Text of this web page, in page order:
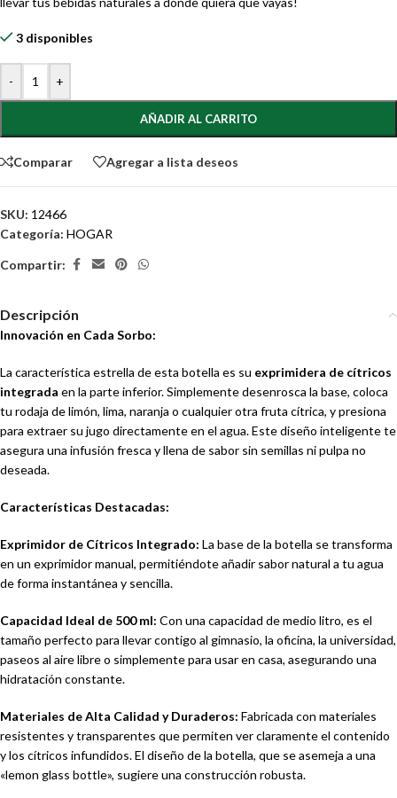
3 disponibles
- +
AÑADIR AL CARRITO
Comparar Agregar a lista deseos
SKU: 12466
Categoría: HOGAR
Compartir:
Descripción
Innovación en Cada Sorbo:
La característica estrella de esta botella es su exprimidera de cítricos
integrada en la parte inferior. Simplemente desenrosca la base, coloca
tu rodaja de limón, lima, naranja o cualquier otra fruta cítrica, y presiona
para extraer su jugo directamente en el agua. Este diseño inteligente te
asegura una infusión fresca y llena de sabor sin semillas ni pulpa no
deseada.
Características Destacadas:
Exprimidor de Cítricos Integrado: La base de la botella se transforma
en un exprimidor manual, permitiéndote añadir sabor natural a tu agua
de forma instantánea y sencilla.
Capacidad Ideal de 500 ml: Con una capacidad de medio litro, es el
tamaño perfecto para llevar contigo al gimnasio, la oficina, la universidad,
paseos al aire libre o simplemente para usar en casa, asegurando una
hidratación constante.
Materiales de Alta Calidad y Duraderos: Fabricada con materiales
resistentes y transparentes que permiten ver claramente el contenido
y los cítricos infundidos. El diseño de la botella, que se asemeja a una
«lemon glass bottle», sugiere una construcción robusta.